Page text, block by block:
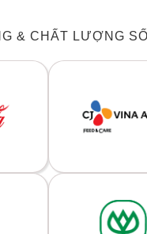
& CHẤT LƯỢNG